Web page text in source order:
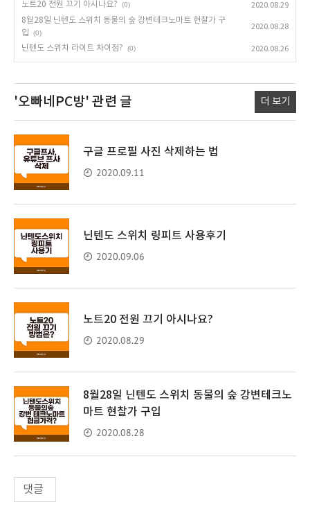
노트20 전원 끄기 아시나요?
(0)
2020.08.29
8월28일 닌텐도 스위치 동물의 숲 강변테크노마트 현찰가 구
입
(0)
2020.08.28
닌텐도 스위치 라이트 차이점? (0) 2020.08.26
'오빠네PC방' 관련 글 더 보기
구글 프로필 사진 삭제하는 법
2020.09.11
닌텐도 스위치 링피트 사용후기
2020.09.06
노트20 전원 끄기 아시나요?
2020.08.29
8월28일 닌텐도 스위치 동물의 숲 강변테크노
마트 현찰가 구입
2020.08.28
댓글